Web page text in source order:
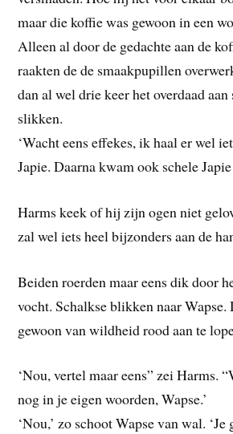
maar die koffie was gewoon in een
Alleen al door de gedachte aan de
raakten de de smaakpupillen
dan al wel drie keer het overdaad aan
slikken.
‘Wacht eens effekes, ik haal er wel
Japie. Daarna kwam ook schele
Harms keek of hij zijn ogen niet
zal wel iets heel bijzonders aan de
Beiden roerden maar eens dik door
vocht. Schalkse blikken naar
gewoon van wildheid rood aan te
‘Nou, vertel maar eens” zei Harms.
nog in je eigen woorden, Wapse.’
‘Nou,’ zo schoot Wapse van wal.